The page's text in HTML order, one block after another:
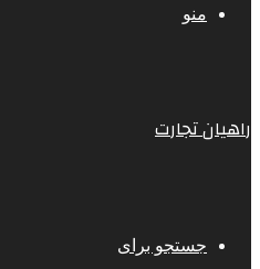
منو
راهیان تجارت
جستجو برای